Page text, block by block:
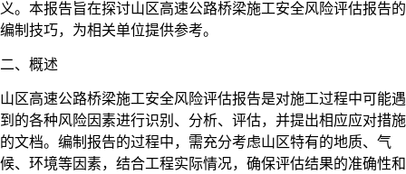
义。本报告旨在探讨山区高速公路桥梁施工安全风险评估报告的
编制技巧，为相关单位提供参考。
二、概述
山区高速公路桥梁施工安全风险评估报告是对施工过程中可能遇
到的各种风险因素进行识别、分析、评估，并提出相应应对措施
的文档。编制报告的过程中，需充分考虑山区特有的地质、气
候、环境等因素，结合工程实际情况，确保评估结果的准确性和